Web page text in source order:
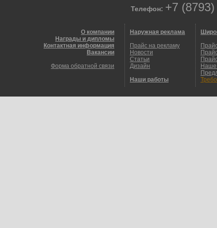
Телефон: +7
О компании
Награды и дипломы
Контактная информация
Вакансии
Форма обратной связи
Наружная реклама
Прайс на рекламу
Новости
Статьи
Дизайн
Наши работы
Наше